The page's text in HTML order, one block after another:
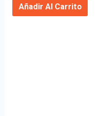
Añadir Al Carrito